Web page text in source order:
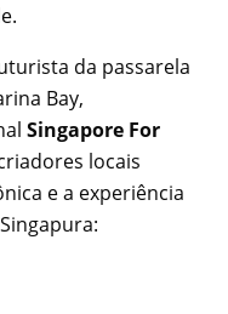
da passarela
Bay,
Singapore For
locais
e a experiência